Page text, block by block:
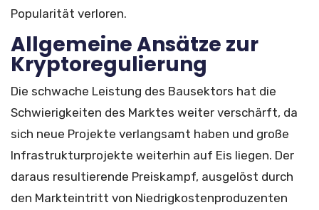
Popularität verloren.
Allgemeine Ansätze zur
Kryptoregulierung
Die schwache Leistung des Bausektors hat die
Schwierigkeiten des Marktes weiter verschärft, da
sich neue Projekte verlangsamt haben und große
Infrastrukturprojekte weiterhin auf Eis liegen. Der
daraus resultierende Preiskampf, ausgelöst durch
den Markteintritt von Niedrigkostenproduzenten